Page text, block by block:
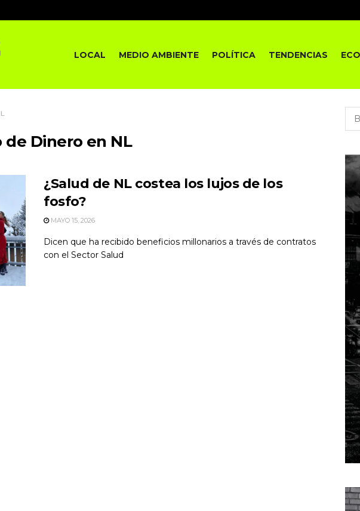
LOCAL MEDIO AMBIENTE POLÍTICA TENDENCIAS
de Dinero en NL
¿Salud de NL costea los lujos de los
fosfo?
MAYO 15, 2026
Dicen que ha recibido beneficios millonarios a través de contratos
con el Sector Salud